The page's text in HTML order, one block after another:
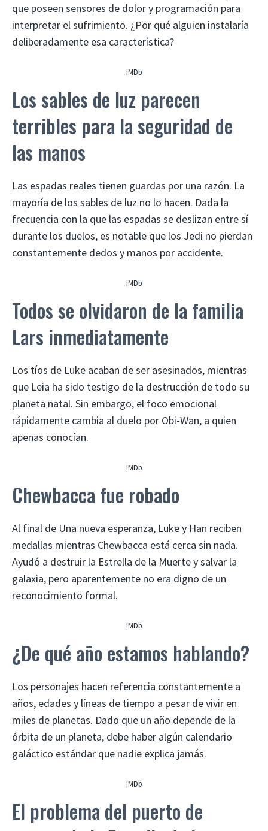
que poseen sensores de dolor y programación para
interpretar el sufrimiento. ¿Por qué alguien instalaría
deliberadamente esa característica?
IMDb
Los sables de luz parecen
terribles para la seguridad de
las manos
Las espadas reales tienen guardas por una razón. La
mayoría de los sables de luz no lo hacen. Dada la
frecuencia con la que las espadas se deslizan entre sí
durante los duelos, es notable que los Jedi no pierdan
constantemente dedos y manos por accidente.
IMDb
Todos se olvidaron de la familia
Lars inmediatamente
Los tíos de Luke acaban de ser asesinados, mientras
que Leia ha sido testigo de la destrucción de todo su
planeta natal. Sin embargo, el foco emocional
rápidamente cambia al duelo por Obi-Wan, a quien
apenas conocían.
IMDb
Chewbacca fue robado
Al final de Una nueva esperanza, Luke y Han reciben
medallas mientras Chewbacca está cerca sin nada.
Ayudó a destruir la Estrella de la Muerte y salvar la
galaxia, pero aparentemente no era digno de un
reconocimiento formal.
IMDb
¿De qué año estamos hablando?
Los personajes hacen referencia constantemente a
años, edades y líneas de tiempo a pesar de vivir en
miles de planetas. Dado que un año depende de la
órbita de un planeta, debe haber algún calendario
galáctico estándar que nadie explica jamás.
IMDb
El problema del puerto de